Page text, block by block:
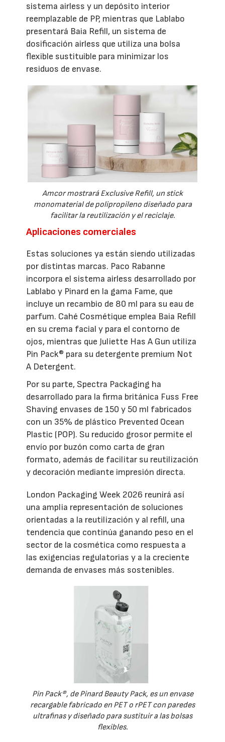
sistema airless y un depósito interior
reemplazable de PP, mientras que Lablabo
presentará Baia Refill, un sistema de
dosificación airless que utiliza una bolsa
flexible sustituible para minimizar los
residuos de envase.
Amcor mostrará Exclusive Refill, un stick
monomaterial de polipropileno diseñado para
facilitar la reutilización y el reciclaje.
Aplicaciones comerciales
Estas soluciones ya están siendo utilizadas
por distintas marcas. Paco Rabanne
incorpora el sistema airless desarrollado por
Lablabo y Pinard en la gama Fame, que
incluye un recambio de 80 ml para su eau de
parfum. Cahé Cosmétique emplea Baia Refill
en su crema facial y para el contorno de
ojos, mientras que Juliette Has A Gun utiliza
Pin Pack® para su detergente premium Not
A Detergent.
Por su parte, Spectra Packaging ha
desarrollado para la firma británica Fuss Free
Shaving envases de 150 y 50 ml fabricados
con un 35% de plástico Prevented Ocean
Plastic (POP). Su reducido grosor permite el
envío por buzón como carta de gran
formato, además de facilitar su reutilización
y decoración mediante impresión directa.
London Packaging Week 2026 reunirá así
una amplia representación de soluciones
orientadas a la reutilización y al refill, una
tendencia que continúa ganando peso en el
sector de la cosmética como respuesta a
las exigencias regulatorias y a la creciente
demanda de envases más sostenibles.
Pin Pack®, de Pinard Beauty Pack, es un envase
recargable fabricado en PET o rPET con paredes
ultrafinas y diseñado para sustituir a las bolsas
flexibles.